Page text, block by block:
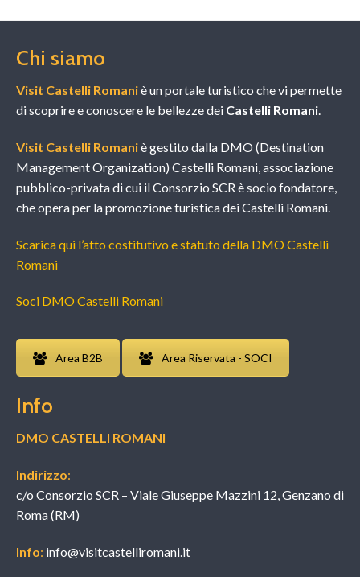
Chi siamo
Visit Castelli Romaniè un portale turistico che vi permette
di scoprire e conoscere le bellezze dei Castelli Romani.
Visit Castelli Romaniè gestito dalla DMO (Destination
Management Organization) Castelli Romani, associazione
pubblico-privata di cui il Consorzio SCR è socio fondatore,
che opera per la promozione turistica dei Castelli Romani.
Scarica qui l’atto costitutivo e statuto della DMO Castelli
Romani
Soci DMO Castelli Romani
Area B2B Area Riservata - SOCI
Info
DMO CASTELLI ROMANI
Indirizzo:
c/o Consorzio SCR – Viale Giuseppe Mazzini 12, Genzano di
Roma (RM)
Info: info@visitcastelliromani.it